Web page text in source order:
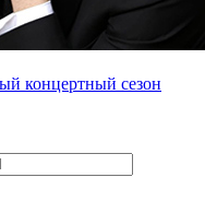
концертный сезон